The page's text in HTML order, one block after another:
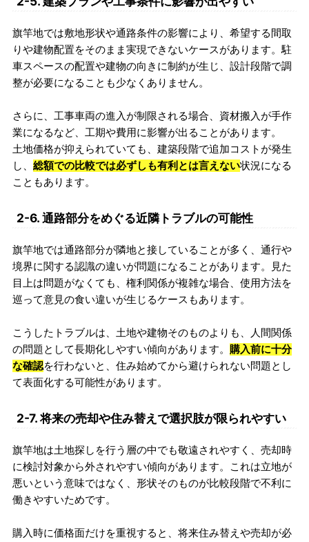
旗竿地では敷地形状や通路条件の影響により、希望する間取
りや建物配置をそのまま実現できないケースがあります。駐
車スペースの配置や建物の向きに制約が生じ、設計段階で調
整が必要になることも少なくありません。
さらに、工事車両の進入が制限される場合、資材搬入が手作
業になるなど、工期や費用に影響が出ることがあります。
土地価格が抑えられていても、建築段階で追加コストが発生
し、 総額での比較では必ずしも有利とは言えない状況になる
こともあります。
2-6. 通路部分をめぐる近隣トラブルの可能性
旗竿地では通路部分が隣地と接していることが多く、通行や
境界に関する認識の違いが問題になることがあります。見た
目上は問題がなくても、権利関係が複雑な場合、使用方法を
巡って意見の食い違いが生じるケースもあります。
こうしたトラブルは、土地や建物そのものよりも、人間関係
の問題として長期化しやすい傾向があります。 購入前に十分
な確認を行わないと、住み始めてから避けられない問題とし
て表面化する可能性があります。
2-7. 将来の売却や住み替えで選択肢が限られやすい
旗竿地は土地探しを行う層の中でも敬遠されやすく、売却時
に検討対象から外されやすい傾向があります。これは立地が
悪いという意味ではなく、形状そのものが比較段階で不利に
働きやすいためです。
購入時に価格面だけを重視すると、将来住み替えや売却が必